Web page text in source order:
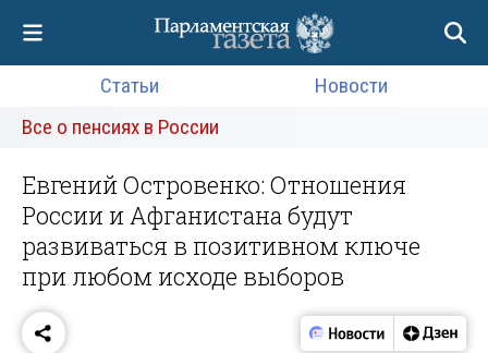
Статьи
Новости
Все о пенсиях в России
Евгений Островенко: Отношения
России и Афганистана будут
развиваться в позитивном ключе
при любом исходе выборов